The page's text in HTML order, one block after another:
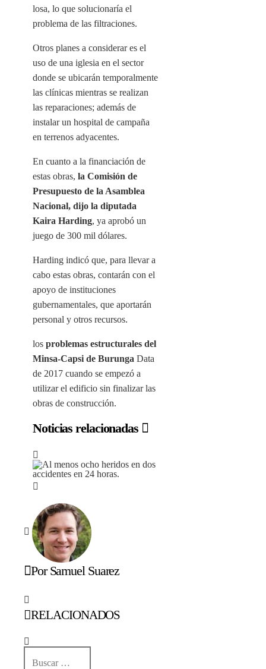
losa, lo que solucionaría el
problema de las filtraciones.
Otros planes a considerar es el
uso de una iglesia en el sector
donde se ubicarán temporalmente
las clínicas mientras se realizan
las reparaciones; además de
instalar un hospital de campaña
en terrenos adyacentes.
En cuanto a la financiación de
estas obras, la Comisión de
Presupuesto de la Asamblea
Nacional, dijo la diputada
Kaira Harding, ya aprobó un
juego de 300 mil dólares.
Harding indicó que, para llevar a
cabo estas obras, contarán con el
apoyo de instituciones
gubernamentales, que aportarán
personal y otros recursos.
los problemas estructurales del
Minsa-Capsi de Burunga Data
de 2017 cuando se empezó a
utilizar el edificio sin finalizar las
obras de construcción.
Noticias relacionadas
Por Samuel Suarez
RELACIONADOS
Buscar: